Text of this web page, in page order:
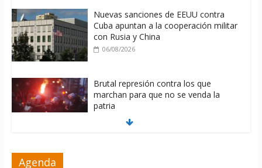
Nuevas sanciones de EEUU contra
Cuba apuntan a la cooperación militar
con Rusia y China
06/08/2026
Brutal represión contra los que
marchan para que no se venda la
patria
06/08/2026
Agenda